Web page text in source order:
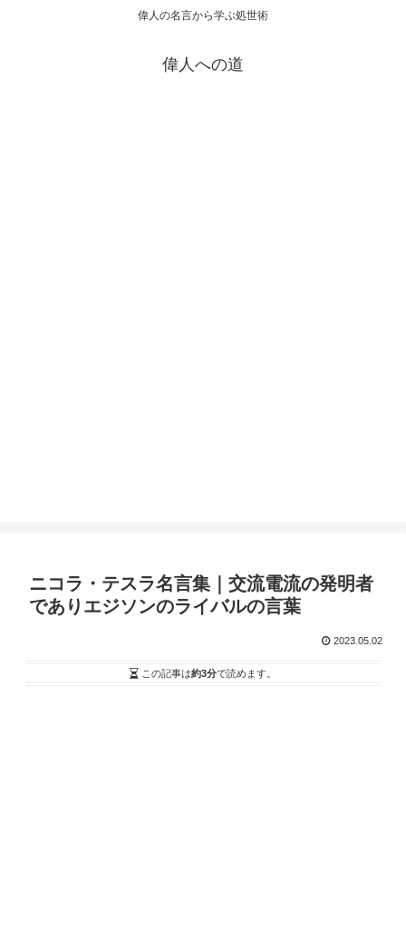
偉人の名言から学ぶ処世術
偉人への道
ニコラ・テスラ名言集｜交流電流の発明者
でありエジソンのライバルの言葉
2023.05.02
この記事は約3分で読めます。